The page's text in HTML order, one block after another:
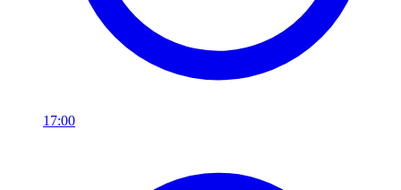
17:00